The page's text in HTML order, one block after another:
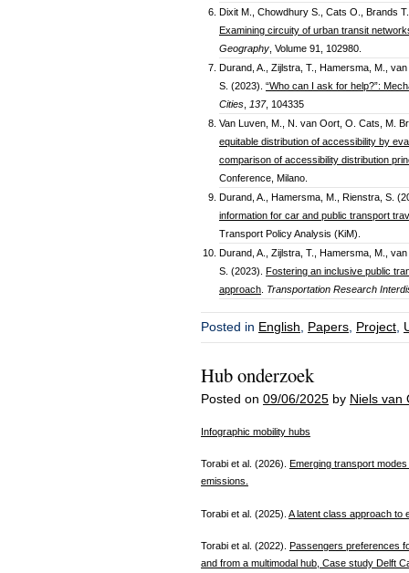
Dixit M., Chowdhury S., Cats O., Brands
Examining circuity of urban transit
Geography , Volume 91, 102980.
Durand, A., Zijlstra, T., Hamersma, M.,
S. (2023). “Who can I ask for help?”:
Cities 137, 104335
Van Luven, M., N. van Oort, O. Cats, M.
equitable distribution of accessibility by
comparison of accessibility distribution
Conference, Milano.
Durand, A., Hamersma, M., Rienstra, S.
information for car and public transport
Transport Policy Analysis (KiM).
Durand, A., Zijlstra, T., Hamersma, M.,
S. (2023). Fostering an inclusive public
approach Transportation Research
Posted in English Papers Project
Hub onderzoek
Posted on 09/06/2025 by Niels van
Infographic mobility hubs
Torabi et al. (2026). Emerging transport
emissions.
Torabi et al. (2025). A latent class approach to
Torabi et al. (2022). Passengers preferences
and from a multimodal hub, Case study Delft